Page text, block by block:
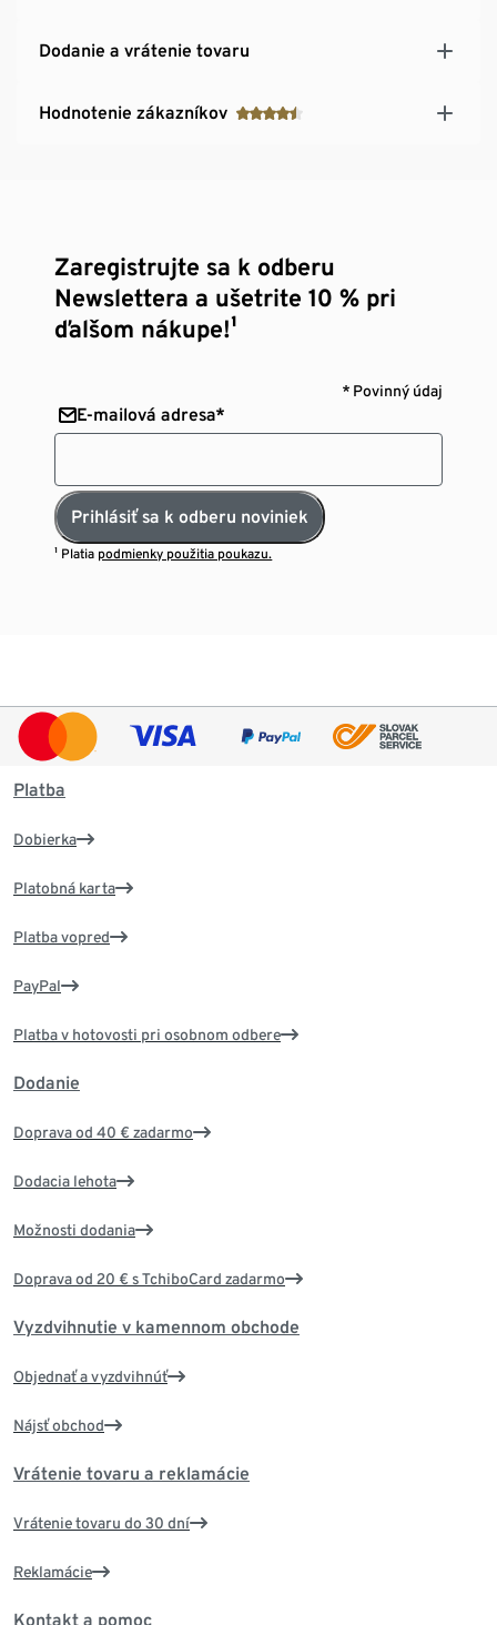
Dodanie a vrátenie tovaru
Hodnotenie zákazníkov
Zaregistrujte sa k odberu
Newslettera a ušetrite 10 % pri
ďalšom nákupe!¹
* Povinný údaj
E-mailová adresa*
Prihlásiť sa k odberu noviniek
¹ Platia podmienky použitia poukazu.
Platba
Dobierka
Platobná karta
Platba vopred
PayPal
Platba v hotovosti pri osobnom odbere
Dodanie
Doprava od 40 € zadarmo
Dodacia lehota
Možnosti dodania
Doprava od 20 € s TchiboCard zadarmo
Vyzdvihnutie v kamennom obchode
Objednať a vyzdvihnúť
Nájsť obchod
Vrátenie tovaru a reklamácie
Vrátenie tovaru do 30 dní
Reklamácie
Kontakt a pomoc